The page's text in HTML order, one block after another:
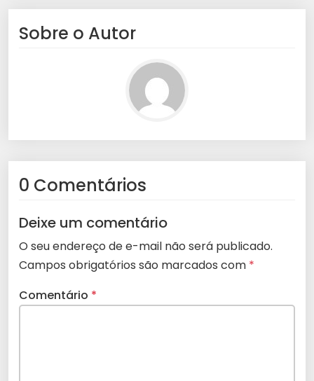
Sobre o Autor
0 Comentários
Deixe um comentário
O seu endereço de e-mail não será publicado.
Campos obrigatórios são marcados com *
Comentário *